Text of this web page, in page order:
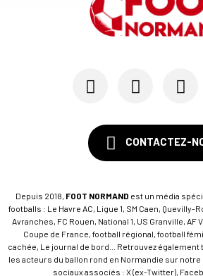
CONTACTEZ-
Depuis 2018, FOOT NORMAND est un média
footballs : Le Havre AC, Ligue 1, SM Caen, Quevilly-
Avranches, FC Rouen, National 1, US Granville, AF
Coupe de France, football régional, football
cachée, Le journal de bord... Retrouvez
les acteurs du ballon rond en Normandie sur
sociaux associés : X (ex-Twitter),